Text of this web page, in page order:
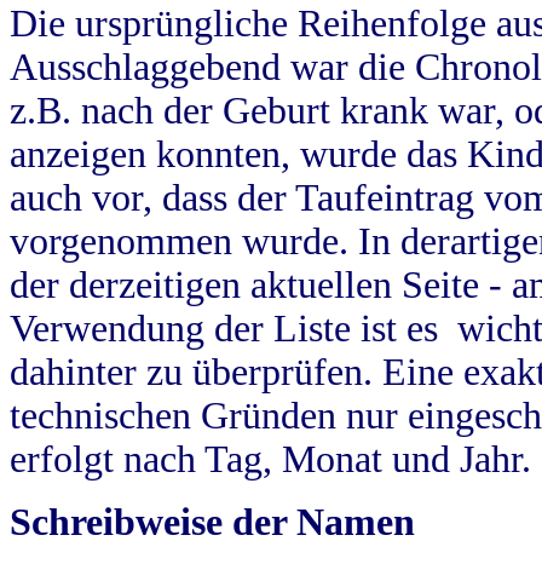
Die ursprüngliche Reihenfolge
Ausschlaggebend war die
z.B. nach der Geburt krank war,
anzeigen konnten, wurde das
auch vor, dass der Taufeintrag
vorgenommen wurde. In
der derzeitigen aktuellen Seite -
Verwendung der Liste ist es
dahinter zu überprüfen. Eine
technischen Gründen nur
erfolgt nach Tag, Monat und Jahr.
Schreibweise der Namen